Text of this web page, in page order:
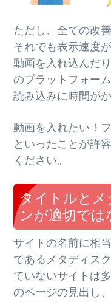
ただし、全ての改
それでも表示速度
動画を入れ込んだ
のプラットフォー
読み込みに時間が
動画を入れたい！
といったことが許
ください。
タイトルと
ンが適切では
サイトの名前に相
であるメタディス
ていないサイトは
のページの見出し